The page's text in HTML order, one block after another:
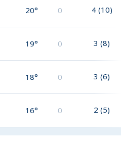
20° 0 4 (10)
19° 0 3 (8)
18° 0 3 (6)
16° 0 2 (5)